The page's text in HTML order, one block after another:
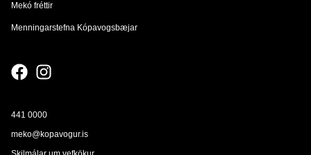
Mekó fréttir
Menningarstefna Kópavogsbæjar
441 0000
meko@kopavogur.is